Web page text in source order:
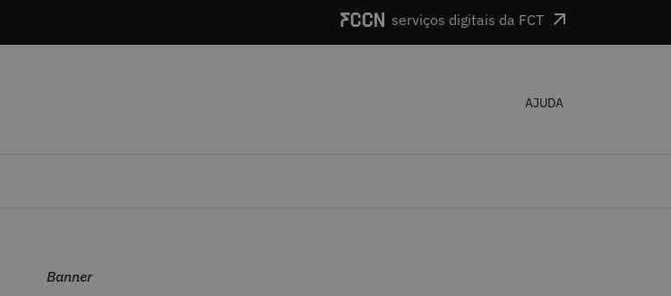
serviços digitais da FCT
AJUDA
Banner